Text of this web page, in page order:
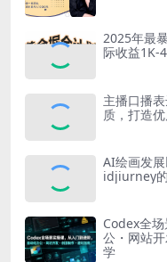
2025年最
际收益1K-
主播口播
质，打造
AI绘画发
idjiurney
Codex全
公・网站
学